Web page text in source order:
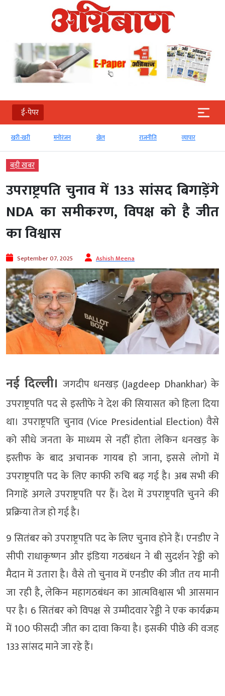
ई-पेपर
खरी-खरी मनोरंजन खेल राजनीति व्‍यापार
बड़ी खबर
उपराष्ट्रपति चुनाव में 133 सांसद बिगाड़ेंगे
NDA का समीकरण, विपक्ष को है जीत
का विश्वास
September 07, 2025 Ashish Meena
नई दिल्ली। जगदीप धनखड़ (Jagdeep Dhankhar) के
उपराष्ट्रपति पद से इस्तीफे ने देश की सियासत को हिला दिया
था। उपराष्ट्रपति चुनाव (Vice Presidential Election) वैसे
को सीधे जनता के माध्यम से नहीं होता लेकिन धनखड़ के
इस्तीफ के बाद अचानक गायब हो जाना, इससे लोगों में
उपराष्ट्रपति पद के लिए काफी रुचि बढ़ गई है। अब सभी की
निगाहें अगले उपराष्ट्रपति पर हैं। देश में उपराष्ट्रपति चुनने की
प्रक्रिया तेज हो गई है।
9 सितंबर को उपराष्ट्रपति पद के लिए चुनाव होने हैं। एनडीए ने
सीपी राधाकृष्णन और इंडिया गठबंधन ने बी सुदर्शन रेड्डी को
मैदान में उतारा है। वैसे तो चुनाव में एनडीए की जीत तय मानी
जा रही है, लेकिन महागठबंधन का आत्मविश्वास भी आसमान
पर है। 6 सितंबर को विपक्ष से उम्मीदवार रेड्डी ने एक कार्यक्रम
में 100 फीसदी जीत का दावा किया है। इसकी पीछे की वजह
133 सांसद माने जा रहे हैं।